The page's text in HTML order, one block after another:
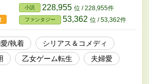
ンから逃げ切れたらサイモンから解放、逃げ切
されたパネェ罰ゲーム 「サイモンとエロい
下さい。夜の帳に聖なる契り２サイモン×メ
す。」 が、賭けに負けた彼女に課せられ
に行く前夜から話は始まります。
小説 228,955 位 / 228,955件
ファンタジー 53,362 位 / 53,362件
/執着
シリアス＆コメディ
乙女ゲーム転生
夫婦愛